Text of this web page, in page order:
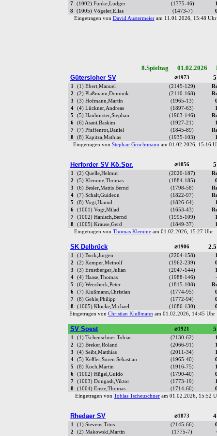
7
(1002) Funke,Ludger (1775-46)
8
(1005) Vögeler,Elias (1473-7)
Eingetragen von David Austermeieram 11.01.2026, 15:48
8.Spieltag 01.02.2026
Gütersloher SV
⌀1973
1 (1) Ebert,Manuel (2145-129)
2
(2) Plaßmann,Dominik (2110-168)
3
(3) Hofmann,Martin (1965-13)
4
(4) Lückner,Andreas (1897-63)
5
(5) Hanhörster,Stephan (1963-146)
6
(6) Asani,Baskim (1927-21)
7
(7) Pfaffenrot,Daniel (1845-89)
8
(8) Kapitza,Mathias (1935-103)
Eingetragen von Stephan Grochtmannam 01.02.2026, 15:16
Herforder SV Kö.Spr. ⌀1856
1 (2) Quelle,Helmut (2020-187)
2
(5) Klemme,Thomas (1884-185)
3
(6) Besler,Mattis Bernd (1798-58)
4
(7) Schalt,Guideon (1822-97)
5
(8) Vogt,Hamid (1826-64)
6
(1001) Vogt,Milad (1653-43)
7
(1002) Hanisch,Bernd (1995-109)
8
(1005) Krause,Gerd (1849-37)
Eingetragen von Thomas Klemme am 01.02.2026, 15:27 Uhr
SK Delbrück ⌀1906
1 (1) Bock,Jürgen (2204-158)
2
(2) Kemper,Meinolf (1962-239)
3
(3) Ernstberger,Julian (2047-144)
4
(4) Haase,Thomas (1988-146)
5
(6) Weissbeck,Peter (1815-108)
6
(7) Klußmann,Christian (1774-95)
7
(8) Gehle,Philipp (1772-94)
8
(1005) Klocke,Michael (1686-130)
Eingetragen von Christian Klußmannam 01.02.2026, 14:45
SV Soest ⌀1921
1 (1) Tscheuschner,Tobias (2130-62)
2
(2) Breker,Roland (2066-91)
3
(4) Seibt,Matthias (2011-34)
4
(5) Keßler,Sören Sebastian (1965-40)
5
(8) Koch,Martin (1916-75)
6
(1002) Hügel,Guido (1790-40)
7
(1003) Dongash,Viktor (1773-19)
8
(1004) Enste,Thomas (1714-60)
Eingetragen von Tobias Tscheuschner am 01.02.2026, 15:52
Rhedaer SV ⌀1873
1 (1) Stevens,Titus (2145-66)
2
(2) Makowski,Martin (1775-7)